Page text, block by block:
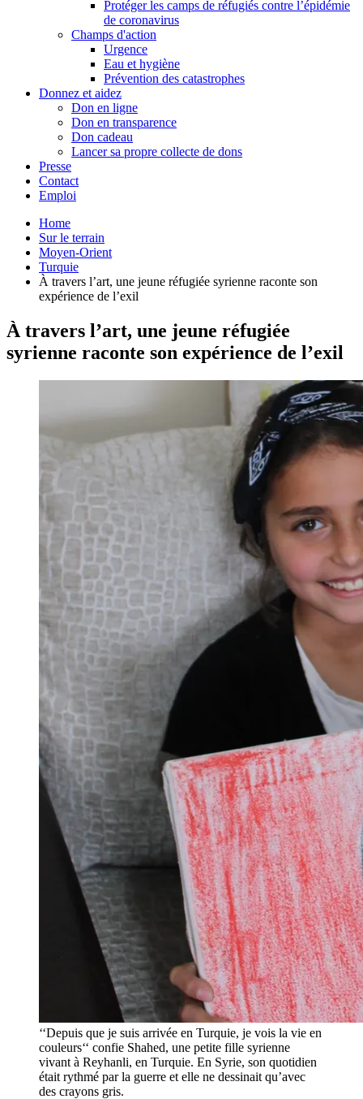
Protéger les camps de réfugiés contre l’épidémie
de coronavirus
Champs d'action
Urgence
Eau et hygiène
Prévention des catastrophes
Donnez et aidez
Don en ligne
Don en transparence
Don cadeau
Lancer sa propre collecte de dons
Presse
Contact
Emploi
Home
Sur le terrain
Moyen-Orient
Turquie
À travers l’art, une jeune réfugiée syrienne raconte son
expérience de l’exil
À travers l’art, une jeune réfugiée
syrienne raconte son expérience de l’exil
‘‘Depuis que je suis arrivée en Turquie, je vois la vie en
couleurs‘‘ confie Shahed, une petite fille syrienne
vivant à Reyhanli, en Turquie. En Syrie, son quotidien
était rythmé par la guerre et elle ne dessinait qu’avec
des crayons gris.